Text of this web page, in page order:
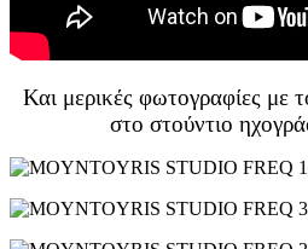
Και μερικές φωτογραφίες με
στο στούντιο